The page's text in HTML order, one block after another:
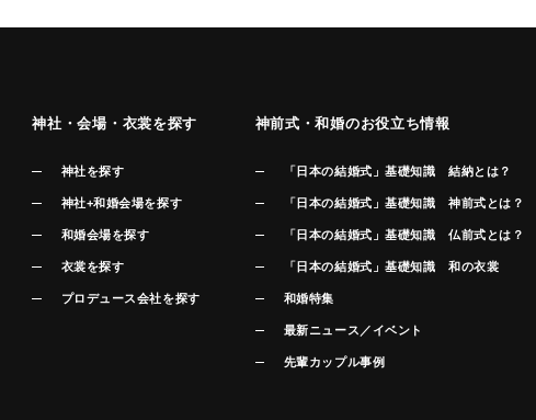
神社・会場・衣裳を探す
神社を探す
神社+和婚会場を探す
和婚会場を探す
衣裳を探す
プロデュース会社を探す
神前式・和婚のお役立ち情報
「日本の結婚式」基礎知識 結納とは？
「日本の結婚式」基礎知識 神前式とは？
「日本の結婚式」基礎知識 仏前式とは？
「日本の結婚式」基礎知識 和の衣裳
和婚特集
最新ニュース／イベント
先輩カップル事例